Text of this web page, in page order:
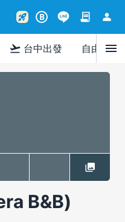
rocket_launch B contract person
flight_takeoff 台中出發 自由行menu
B&B)